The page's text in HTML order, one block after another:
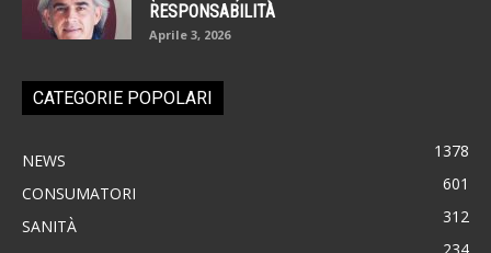
RESPONSABILITÀ
Aprile 3, 2026
CATEGORIE POPOLARI
NEWS 1378
CONSUMATORI 601
SANITÀ 312